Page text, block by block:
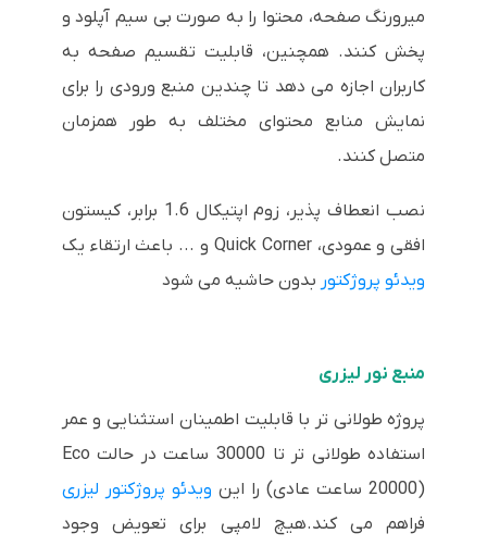
میرورنگ صفحه، محتوا را به صورت بی سیم آپلود و
پخش کنند. همچنین، قابلیت تقسیم صفحه به
کاربران اجازه می دهد تا چندین منبع ورودی را برای
نمایش منابع محتوای مختلف به طور همزمان
متصل کنند.
نصب انعطاف پذیر، زوم اپتیکال 1.6 برابر، کیستون
افقی و عمودی، Quick Corner و ... باعث ارتقاء یک
ویدئو پروژکتور بدون حاشیه می شود
منبع نور لیزری
پروژه طولانی تر با قابلیت اطمینان استثنایی و عمر
استفاده طولانی تر تا 30000 ساعت در حالت Eco
(20000 ساعت عادی) را این
ویدئو پروژکتور لیزری
فراهم می کند.هیچ لامپی برای تعویض وجود